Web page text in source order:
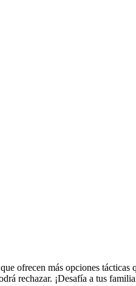
ofrecen más opciones
rechazar. ¡Desafía a tus